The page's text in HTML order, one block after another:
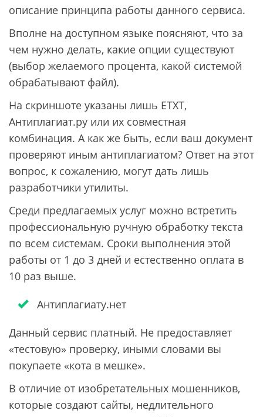
описание принципа работы данного сервиса.
Вполне на доступном языке поясняют, что за
чем нужно делать, какие опции существуют
(выбор желаемого процента, какой системой
обрабатывают файл).
На скриншоте указаны лишь ETXT,
Антиплагиат.ру или их совместная
комбинация. А как же быть, если ваш документ
проверяют иным антиплагиатом? Ответ на этот
вопрос, к сожалению, могут дать лишь
разработчики утилиты.
Среди предлагаемых услуг можно встретить
профессиональную ручную обработку текста
по всем системам. Сроки выполнения этой
работы от 1 до 3 дней и естественно оплата в
10 раз выше.
Антиплагиату.нет
Данный сервис платный. Не предоставляет
«тестовую» проверку, иными словами вы
покупаете «кота в мешке».
В отличие от изобретательных мошенников,
которые создают сайты, недлительного